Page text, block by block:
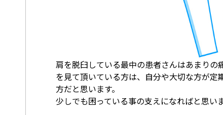
肩を脱臼している最中の患者さんはあまりの
を見て頂いている方は、自分や大切な方が
方だと思います。
少しでも困っている事の支えになればと思いま